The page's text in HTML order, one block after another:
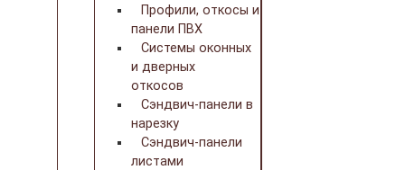
Профили, откосы и
панели ПВХ
Системы оконных
и дверных
откосов
Сэндвич-панели в
нарезку
Сэндвич-панели
листами